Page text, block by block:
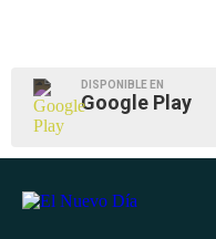
DISPONIBLE EN
Google Play